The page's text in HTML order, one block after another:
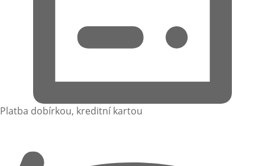
Platba dobírkou, kreditní kartou